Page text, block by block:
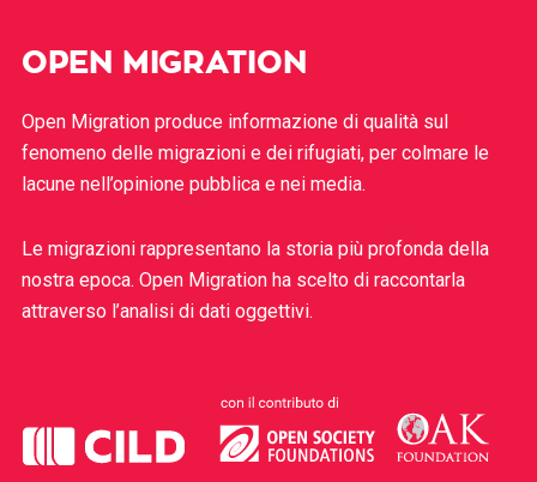
OPEN MIGRATION
Open Migration produce informazione di qualità sul
fenomeno delle migrazioni e dei rifugiati, per colmare le
lacune nell’opinione pubblica e nei media.
Le migrazioni rappresentano la storia più profonda della
nostra epoca. Open Migration ha scelto di raccontarla
attraverso l’analisi di dati oggettivi.